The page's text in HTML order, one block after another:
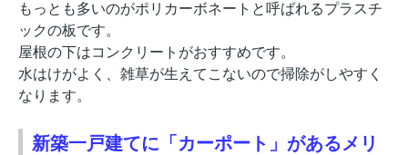
もっとも多いのがポリカーボネートと呼ばれるプラスチ
ックの板です。
屋根の下はコンクリートがおすすめです。
水はけがよく、雑草が生えてこないので掃除がしやすく
なります。
新築一戸建てに「カーポート」があるメリ